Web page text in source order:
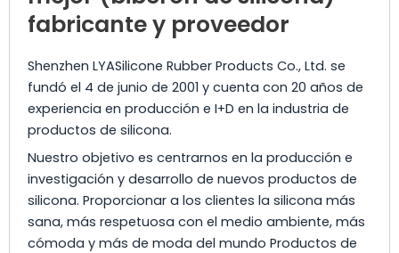
fabricante y proveedor
Shenzhen LYASilicone Rubber Products Co., Ltd. se
fundó el 4 de junio de 2001 y cuenta con 20 años de
experiencia en producción e I+D en la industria de
productos de silicona.
Nuestro objetivo es centrarnos en la producción e
investigación y desarrollo de nuevos productos de
silicona. Proporcionar a los clientes la silicona más
sana, más respetuosa con el medio ambiente, más
cómoda y más de moda del mundo Productos de